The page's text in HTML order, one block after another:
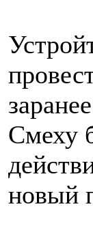
Смеху
новый